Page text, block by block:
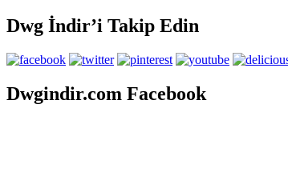
Dwg İndir’i Takip Edin
Dwgindir.com Facebook